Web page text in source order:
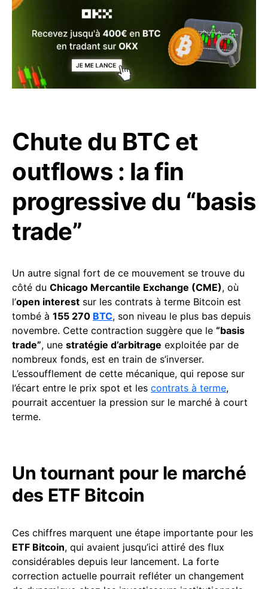
Chute du BTC et
outflows : la fin
progressive du “basis
trade”
Un autre signal fort de ce mouvement se trouve du
côté du Chicago Mercantile Exchange (CME), où
l’open interest sur les contrats à terme Bitcoin est
tombé à 155 270 BTC, son niveau le plus bas depuis
novembre. Cette contraction suggère que le “basis
trade”, une stratégie d’arbitrage exploitée par de
nombreux fonds, est en train de s’inverser.
L’essoufflement de cette mécanique, qui repose sur
l’écart entre le prix spot et les contrats à terme,
pourrait accentuer la pression sur le marché à court
terme.
Un tournant pour le marché
des ETF Bitcoin
Ces chiffres marquent une étape importante pour les
ETF Bitcoin, qui avaient jusqu’ici attiré des flux
considérables depuis leur lancement. La forte
correction actuelle pourrait refléter un changement